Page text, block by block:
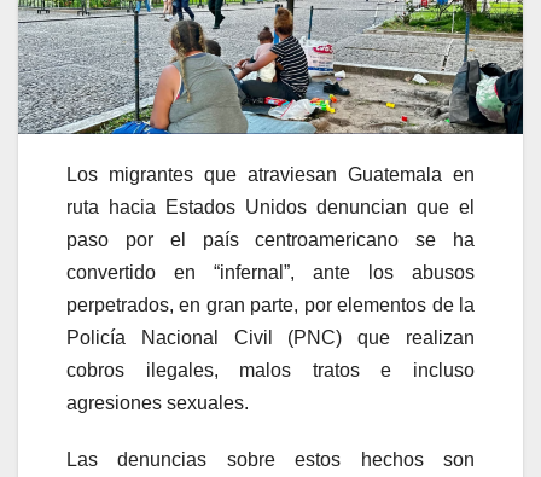
Los migrantes que atraviesan Guatemala en
ruta hacia Estados Unidos denuncian que el
paso por el país centroamericano se ha
convertido en “infernal”, ante los abusos
perpetrados, en gran parte, por elementos de la
Policía Nacional Civil (PNC) que realizan
cobros ilegales, malos tratos e incluso
agresiones sexuales.
Las denuncias sobre estos hechos son